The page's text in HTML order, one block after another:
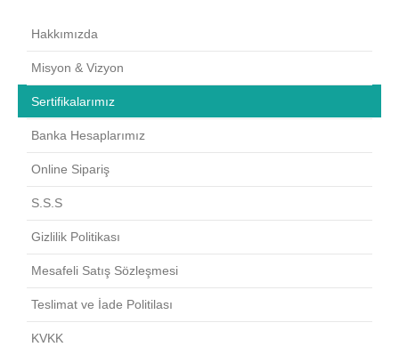
Hakkımızda
Misyon & Vizyon
Sertifikalarımız
Banka Hesaplarımız
Online Sipariş
S.S.S
Gizlilik Politikası
Mesafeli Satış Sözleşmesi
Teslimat ve İade Politilası
KVKK